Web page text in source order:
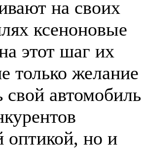
на своих
ксеноновые
этот шаг их
только желание
свой автомобиль
оптикой, но и